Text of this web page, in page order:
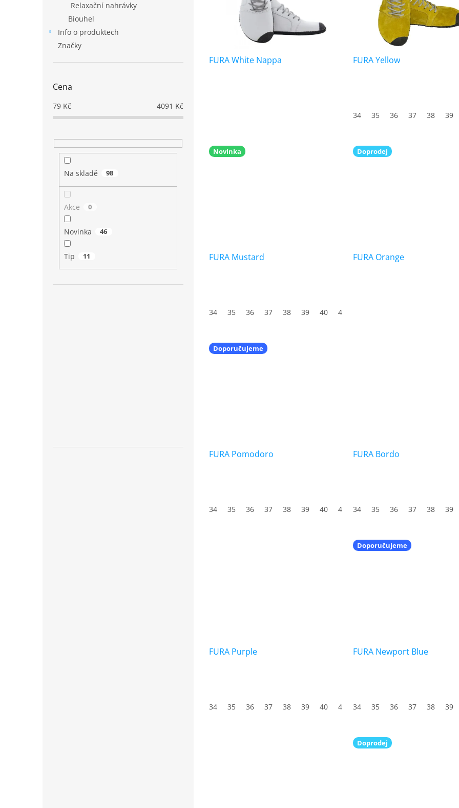
Relaxační nahrávky
Biouhel
Info o produktech
Značky
Cena
79 Kč 4091 Kč
Na skladě 98
Akce 0
Novinka 46
Tip 11
FURA White Nappa FURA Yellow
34 35 36 37 38 39
Novinka
FURA Mustard
34 35 36 37 38 39 40 41
Doprodej
FURA Orange
Doporučujeme
FURA Pomodoro
34 35 36 37 38 39 40 41 42 43 44 45 46 47
FURA Bordo
34 35 36 37 38 39
FURA Purple
34 35 36 37 38 39 40 41 42 43 44 45 46 47
Doporučujeme
FURA Newport Blue
34 35 36 37 38 39
Doprodej